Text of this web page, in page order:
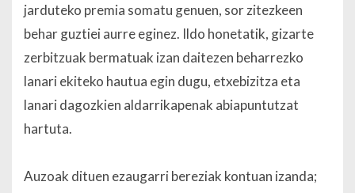
jarduteko premia somatu genuen, sor zitezkeen
behar guztiei aurre eginez. Ildo honetatik, gizarte
zerbitzuak bermatuak izan daitezen beharrezko
lanari ekiteko hautua egin dugu, etxebizitza eta
lanari dagozkien aldarrikapenak abiapuntutzat
hartuta.
Auzoak dituen ezaugarri bereziak kontuan izanda;